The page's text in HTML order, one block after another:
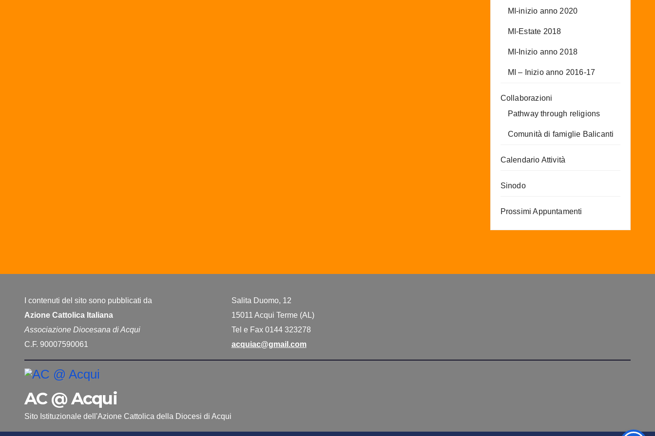
MI-inizio anno 2020
MI-Estate 2018
MI-Inizio anno 2018
MI – Inizio anno 2016-17
Collaborazioni
Pathway through religions
Comunità di famiglie Balicanti
Calendario Attività
Sinodo
Prossimi Appuntamenti
I contenuti del sito sono pubblicati da
Azione Cattolica Italiana
Associazione Diocesana di Acqui
C.F. 90007590061
Salita Duomo, 12
15011 Acqui Terme (AL)
Tel e Fax 0144 323278
acquiac@gmail.com
AC @ Acqui
Sito Istituzionale dell'Azione Cattolica della Diocesi di Acqui